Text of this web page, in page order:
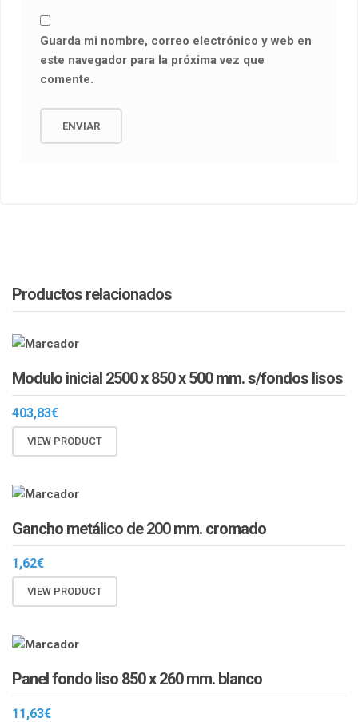
Guarda mi nombre, correo electrónico y web en
este navegador para la próxima vez que
comente.
Productos relacionados
Modulo inicial 2500 x 850 x 500 mm. s/fondos lisos
403,83€
VIEW PRODUCT
Gancho metálico de 200 mm. cromado
1,62€
VIEW PRODUCT
Panel fondo liso 850 x 260 mm. blanco
11,63€